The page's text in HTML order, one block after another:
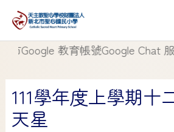
教育帳號Google Chat 服務將
111學年度上學期十
天星